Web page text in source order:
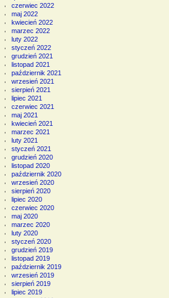
czerwiec 2022
maj 2022
kwiecień 2022
marzec 2022
luty 2022
styczeń 2022
grudzień 2021
listopad 2021
październik 2021
wrzesień 2021
sierpień 2021
lipiec 2021
czerwiec 2021
maj 2021
kwiecień 2021
marzec 2021
luty 2021
styczeń 2021
grudzień 2020
listopad 2020
październik 2020
wrzesień 2020
sierpień 2020
lipiec 2020
czerwiec 2020
maj 2020
marzec 2020
luty 2020
styczeń 2020
grudzień 2019
listopad 2019
październik 2019
wrzesień 2019
sierpień 2019
lipiec 2019